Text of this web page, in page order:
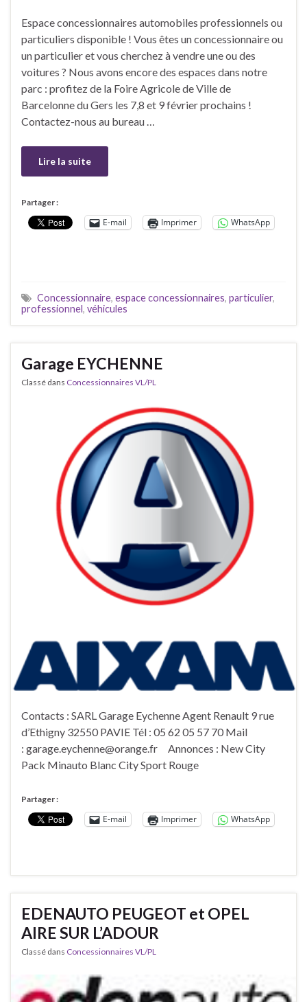
Espace concessionnaires automobiles professionnels ou
particuliers disponible ! Vous êtes un concessionnaire ou
un particulier et vous cherchez à vendre une ou des
voitures ? Nous avons encore des espaces dans notre
parc : profitez de la Foire Agricole de Ville de
Barcelonne du Gers les 7,8 et 9 février prochains !
Contactez-nous au bureau …
Lire la suite
Partager :
E-mail Imprimer WhatsApp
Concessionnaire, espace concessionnaires, particulier,
professionnel, véhicules
Garage EYCHENNE
Classé dans Concessionnaires VL/PL
Contacts : SARL Garage Eychenne Agent Renault 9 rue
d’Ethigny 32550 PAVIE Tél : 05 62 05 57 70 Mail
: garage.eychenne@orange.fr Annonces : New City
Pack Minauto Blanc City Sport Rouge
Partager :
E-mail Imprimer WhatsApp
EDENAUTO PEUGEOT et OPEL
AIRE SUR L’ADOUR
Classé dans Concessionnaires VL/PL